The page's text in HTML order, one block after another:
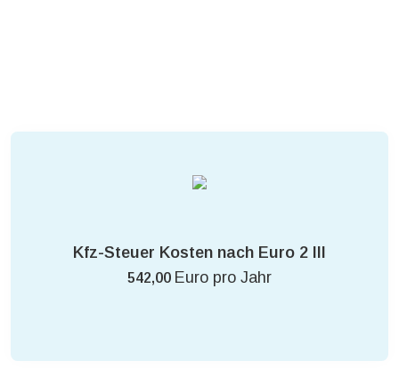
Kfz-Steuer Kosten nach Euro 2 III
542,00 Euro pro Jahr